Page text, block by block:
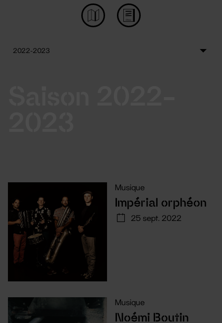
Musique
Impérial orphéon
25 sept. 2022
Musique
Noémi Boutin